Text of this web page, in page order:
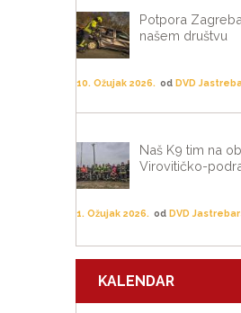
Potpora
našem društvu
10. Ožujak 2026. odDVD
Naš K9 tim na
Virovitičko-
1. Ožujak 2026. odDVD
KALENDAR